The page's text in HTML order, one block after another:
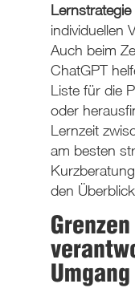
Lernstrategie
individuellen
Auch beim
ChatGPT
Liste für die
oder
Lernzeit
am besten
den